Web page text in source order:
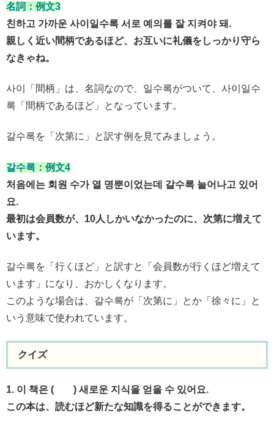
名詞：例文3
친하고 가까운 사이일수록 서로 예의를 잘 지켜야 돼.
親しく近い間柄であるほど、お互いに礼儀をしっかり守ら
なきゃね。
사이「間柄」は、名詞なので、일수록がついて、사이일수
록「間柄であるほど」となっています。
갈수록を「次第に」と訳す例を見てみましょう。
갈수록：例文4
처음에는 회원 수가 열 명뿐이었는데 갈수록 늘어나고 있어
요.
最初は会員数が、10人しかいなかったのに、次第に増えて
います。
갈수록を「行くほど」と訳すと「会員数が行くほど増えて
います」になり、おかしくなります。
このような場合は、갈수록が「次第に」とか「徐々に」と
いう意味で使われています。
クイズ
1. 이 책은 ( ) 새로운 지식을 얻을 수 있어요.
この本は、読むほど新たな知識を得ることができます。